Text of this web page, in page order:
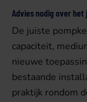
Advies nodig over het
De juiste
capaciteit,
nieuwe
bestaande
praktijk rondom